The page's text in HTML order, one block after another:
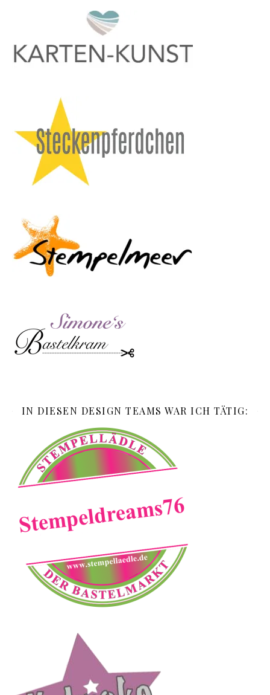
IN DIESEN DESIGN TEAMS WAR ICH TÄTIG: